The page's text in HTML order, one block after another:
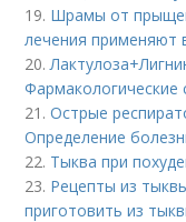
19. Шрамы от
лечения применяют
20.
Фармакологические
21.Острые
Определение
22. Тыква при
23. Рецепты из
приготовить из